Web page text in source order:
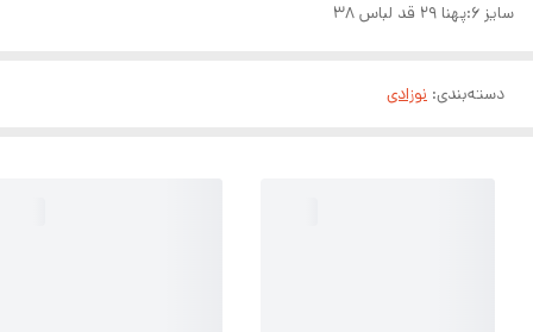
سایز ۶:پهنا ۲۹ قد لباس ۳۸
دسته‌بندی: نوزادی